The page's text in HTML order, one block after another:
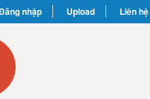
nhập Upload Liên hệ